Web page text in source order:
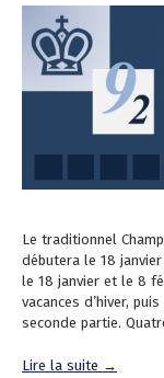
Le traditionnel
débutera le 18
le 18 janvier et le 8
vacances d’hiver,
seconde partie.
Lire la suite →